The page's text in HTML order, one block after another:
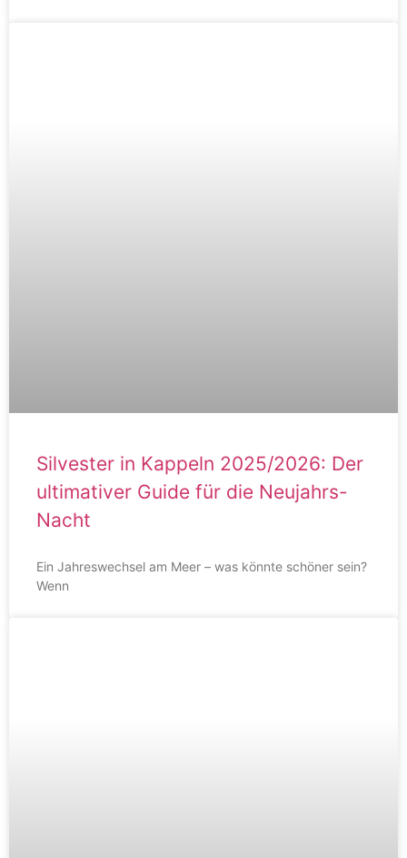
Silvester in Kappeln 2025/2026: Der
ultimativer Guide für die Neujahrs-
Nacht
Ein Jahreswechsel am Meer – was könnte schöner sein?
Wenn